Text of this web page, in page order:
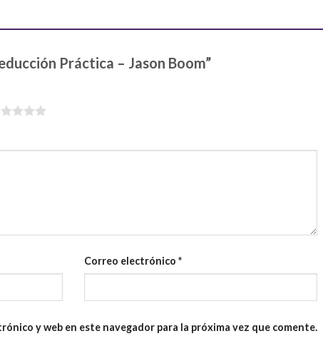
Práctica – Jason Boom”
Correo electrónico *
y web en este navegador para la próxima vez que comente.